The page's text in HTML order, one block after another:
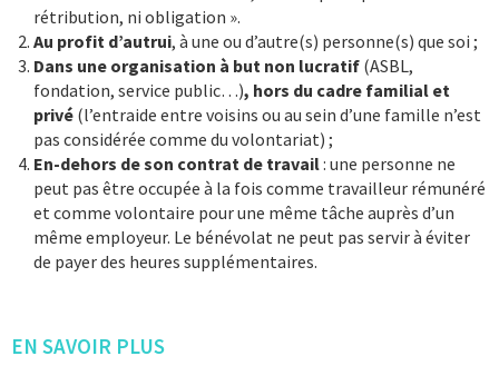
rétribution, ni obligation ».
Au profit d’autrui, à une ou d’autre(s) personne(s) que soi ;
Dans une organisation à but non lucratif (ASBL,
fondation, service public…), hors du cadre familial et
privé (l’entraide entre voisins ou au sein d’une famille n’est
pas considérée comme du volontariat) ;
En-dehors de son contrat de travail: une personne ne
peut pas être occupée à la fois comme travailleur rémunéré
et comme volontaire pour une même tâche auprès d’un
même employeur. Le bénévolat ne peut pas servir à éviter
de payer des heures supplémentaires.
EN SAVOIR PLUS